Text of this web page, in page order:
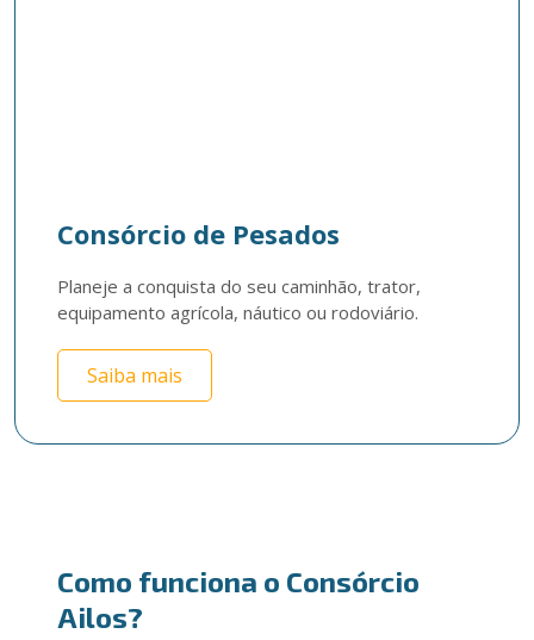
Consórcio de Pesados
Planeje a conquista do seu caminhão, trator,
equipamento agrícola, náutico ou rodoviário.
Saiba mais
Como funciona o Consórcio
Ailos?